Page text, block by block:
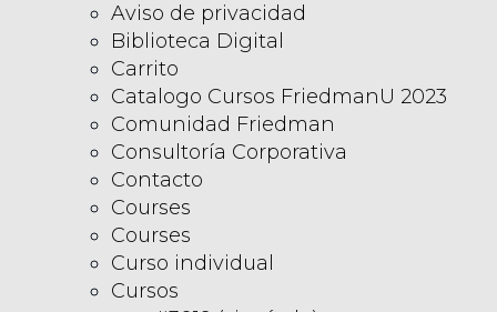
Aviso de privacidad
Biblioteca Digital
Carrito
Catalogo Cursos FriedmanU 2023
Comunidad Friedman
Consultoría Corporativa
Contacto
Courses
Courses
Curso individual
Cursos